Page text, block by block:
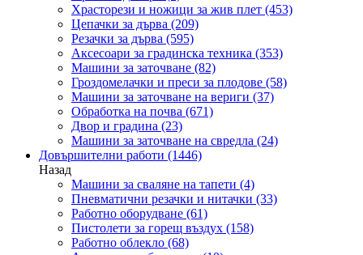
Храсторези и ножици за жив плет (453)
Цепачки за дърва (209)
Резачки за дърва (595)
Аксесоари за градинска техника (353)
Машини за заточване (82)
Гроздомелачки и преси за плодове (58)
Машини за заточване на вериги (37)
Обработка на почва (671)
Двор и градина (23)
Машини за заточване на свредла (24)
Довършителни работи (1446)
Назад
Машини за сваляне на тапети (4)
Пневматични резачки и нитачки (33)
Работно оборудване (61)
Пистолети за горещ въздух (158)
Работно облекло (68)